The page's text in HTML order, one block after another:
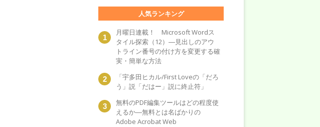
人気ランキング
月曜日連載！ Microsoft Wordス
タイル探索（12）―見出しのアウ
トライン番号の付け方を変更する確
実・簡単な方法
「宇多田ヒカル/First Loveの「だろ
う」説「だはー」説に終止符」
無料のPDF編集ツールはどの程度使
えるか―無料とは名ばかりの
Adobe Acrobat Web